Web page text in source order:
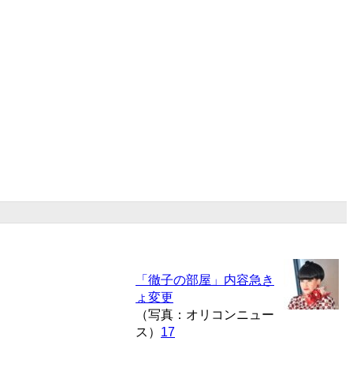
「徹子の部屋」内容急き
ょ変更
（写真：オリコンニュー
ス） 17